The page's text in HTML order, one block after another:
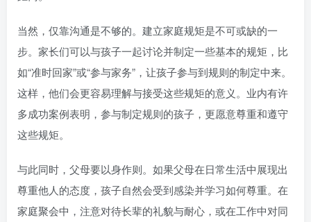
当然，仅靠沟通是不够的。建立家庭规矩是不可或缺的一
步。家长们可以与孩子一起讨论并制定一些基本的规矩，比
如“准时回家”或“参与家务”，让孩子参与到规则的制定中来。
这样，他们会更容易理解与接受这些规矩的意义。业内有许
多成功案例表明，参与制定规则的孩子，更愿意尊重和遵守
这些规矩。
与此同时，父母要以身作则。如果父母在日常生活中展现出
尊重他人的态度，孩子自然会受到感染并学习如何尊重。在
家庭聚会中，注意对待长辈的礼貌与耐心，或在工作中对同